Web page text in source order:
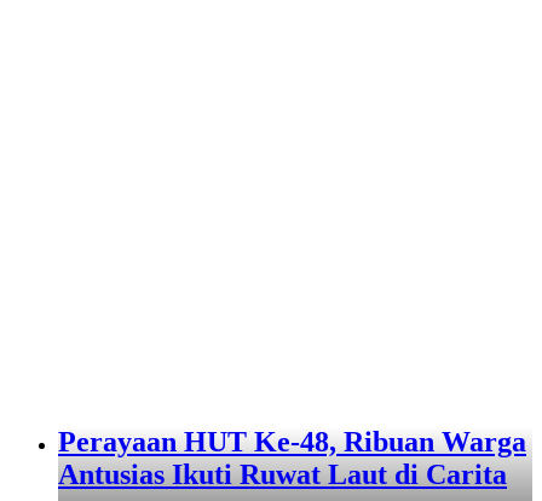
Perayaan HUT Ke-48, Ribuan Warga
Antusias Ikuti Ruwat Laut di Carita